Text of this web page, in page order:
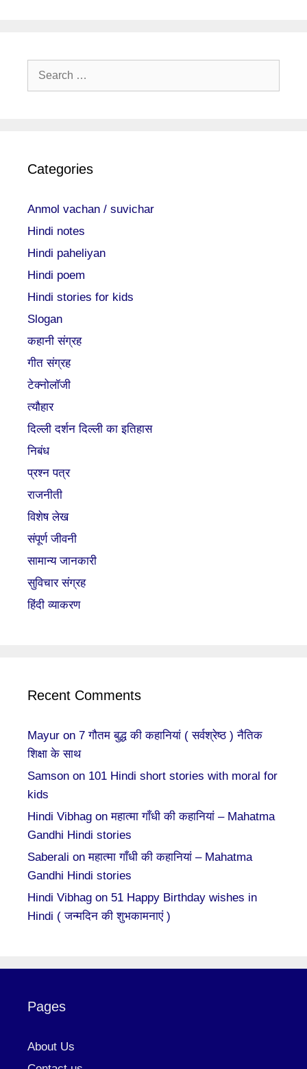
Search
Categories
Anmol vachan / suvichar
Hindi notes
Hindi paheliyan
Hindi poem
Hindi stories for kids
Slogan
कहानी संग्रह
गीत संग्रह
टेक्नोलॉजी
त्यौहार
दिल्ली दर्शन दिल्ली का इतिहास
निबंध
प्रश्न पत्र
राजनीती
विशेष लेख
संपूर्ण जीवनी
सामान्य जानकारी
सुविचार संग्रह
हिंदी व्याकरण
Recent Comments
Mayur on 7 गौतम बुद्ध की कहानियां ( सर्वश्रेष्ठ ) नैतिक
शिक्षा के साथ
Samson on 101 Hindi short stories with moral for
kids
Hindi Vibhag onमहात्मा गाँधी की कहानियां – Mahatma
Gandhi Hindi stories
Saberali onमहात्मा गाँधी की कहानियां – Mahatma
Gandhi Hindi stories
Hindi Vibhag on 51 Happy Birthday wishes in
Hindi ( जन्मदिन की शुभकामनाएं )
Pages
About Us